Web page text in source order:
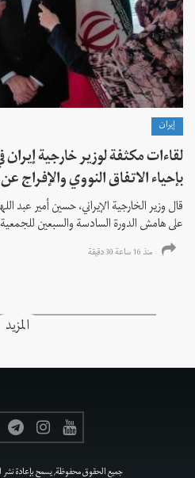
إيران
لقاءات مكثفة لوزير خارجية
بإحياء الاتفاق النووي
قال وزير الخارجية الإيراني، حسين أمير عبد
على هامش الدورة السادسة والسبعين
منذ 16 ساعة 30 دقیقة
المزيد
جميع الحقوق محفوظة, يسمح بإعادة نشر